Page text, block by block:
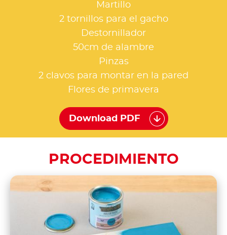
Martillo
2 tornillos para el gacho
Destornillador
50cm de alambre
Pinzas
2 clavos para montar en la pared
Flores de primavera
Download PDF
PROCEDIMIENTO